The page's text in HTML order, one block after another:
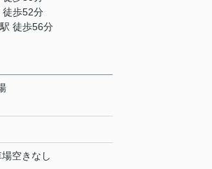
徒歩52分
駅 徒歩56分
空きなし